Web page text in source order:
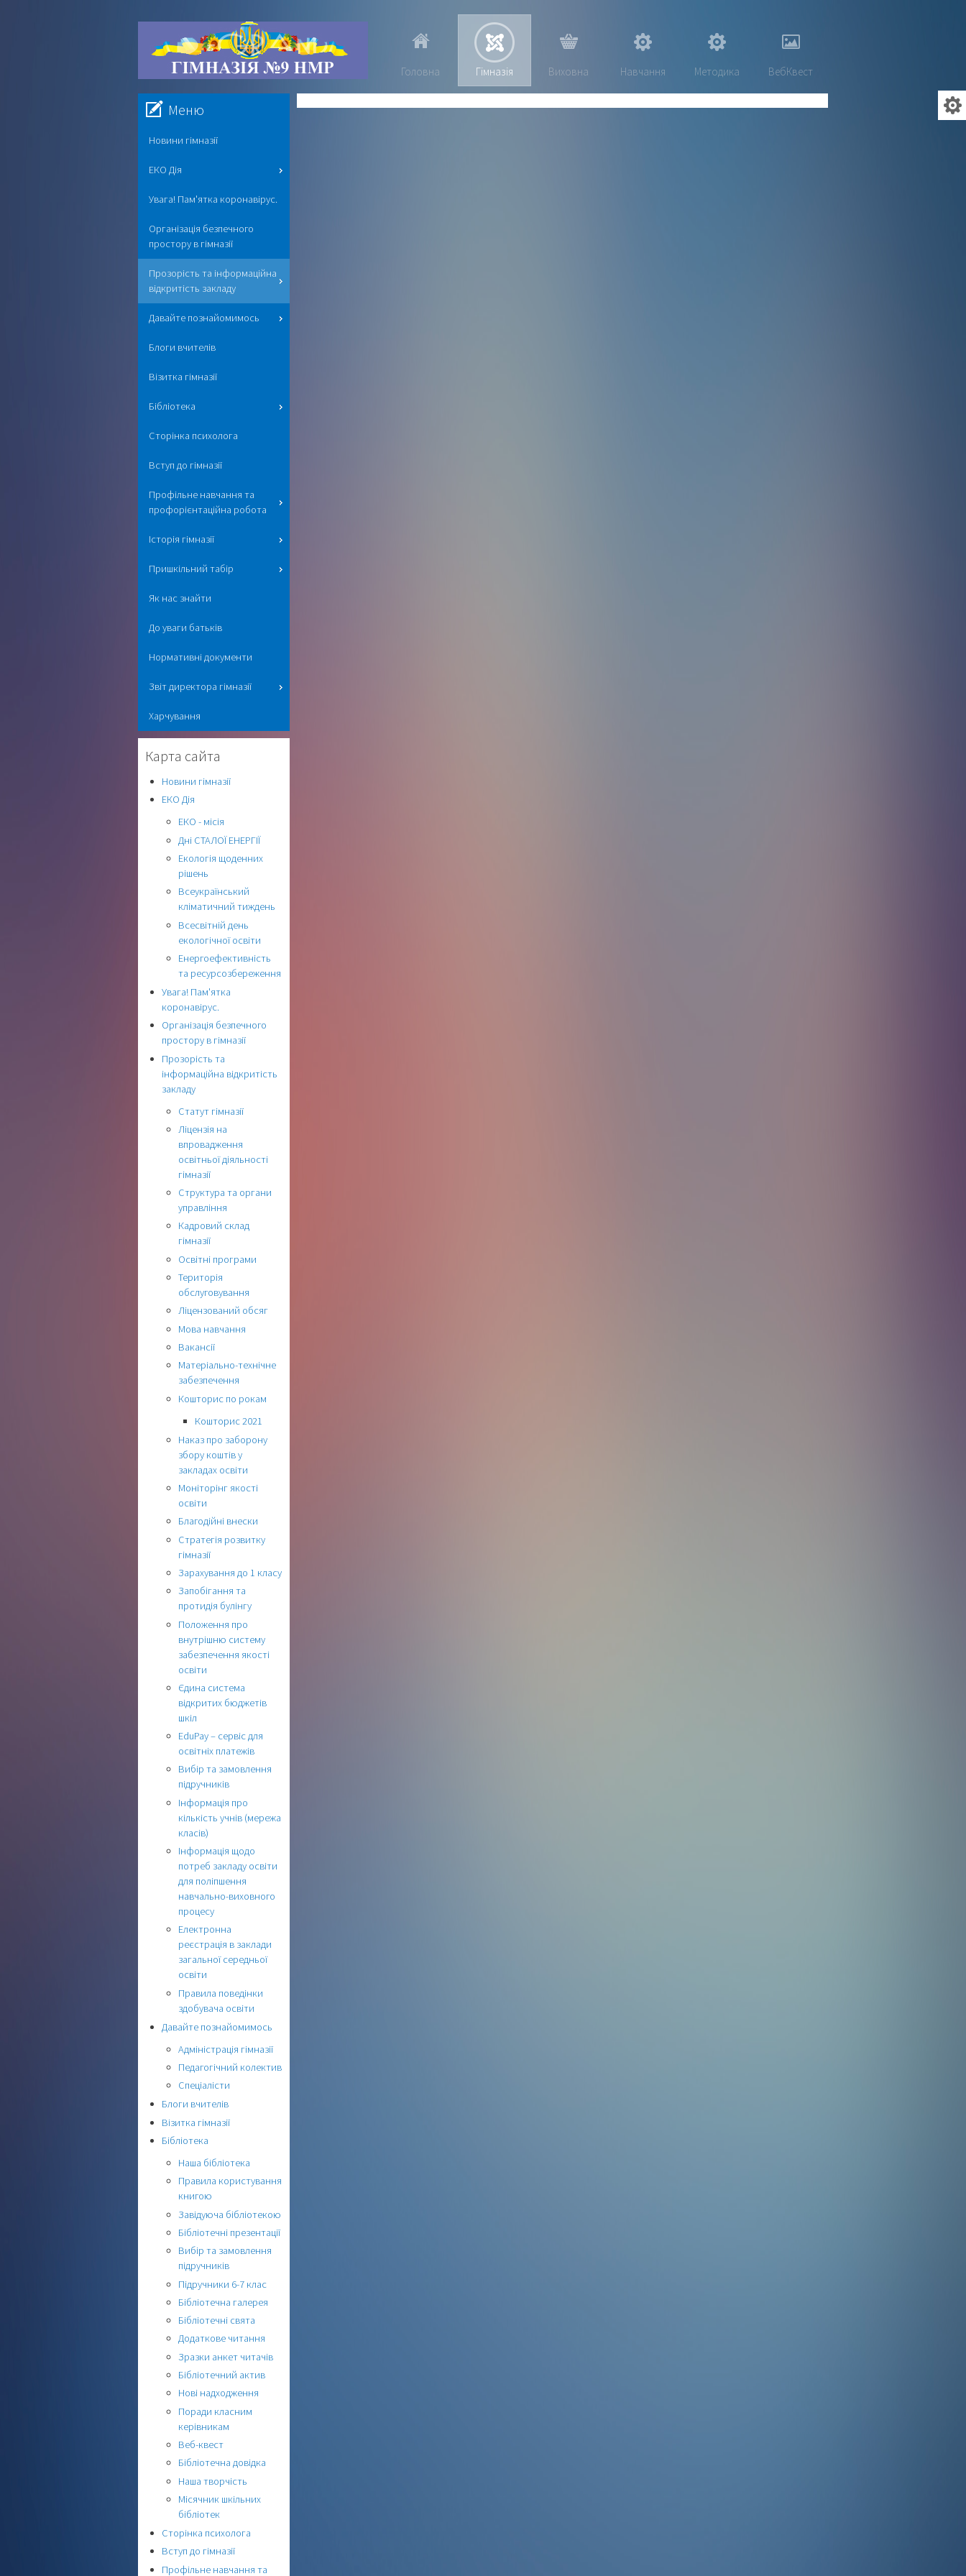
Головна Гімназія Виховна Навчання Методика ВебКвест
Меню
Новини гімназії
ЕКО Дія
Увага! Пам'ятка коронавірус.
Організація безпечного
простору в гімназії
Прозорість та інформаційна
відкритість закладу
Давайте познайомимось
Блоги вчителів
Візитка гімназії
Бібліотека
Сторінка психолога
Вступ до гімназії
Профільне навчання та
профорієнтаційна робота
Історія гімназії
Пришкільний табір
Як нас знайти
До уваги батьків
Нормативні документи
Звіт директора гімназії
Харчування
Карта сайта
Новини гімназії
ЕКО Дія
ЕКО - місія
Дні СТАЛОЇ ЕНЕРГІЇ
Екологія щоденних
рішень
Всеукраїнський
кліматичний тиждень
Всесвітній день
екологічної освіти
Енергоефективність
та ресурсозбереження
Увага! Пам'ятка
коронавірус.
Організація безпечного
простору в гімназії
Прозорість та
інформаційна відкритість
закладу
Статут гімназії
Ліцензія на
впровадження
освітньої діяльності
гімназії
Структура та органи
управління
Кадровий склад
гімназії
Освітні програми
Територія
обслуговування
Ліцензований обсяг
Мова навчання
Вакансії
Матеріально-технічне
забезпечення
Кошторис по рокам
Кошторис 2021
Наказ про заборону
збору коштів у
закладах освіти
Моніторінг якості
освіти
Благодійні внески
Стратегія розвитку
гімназії
Зарахування до 1 класу
Запобігання та
протидія булінгу
Положення про
внутрішню систему
забезпечення якості
освіти
Єдина система
відкритих бюджетів
шкіл
EduPay – сервіс для
освітніх платежів
Вибір та замовлення
підручників
Інформація про
кількість учнів (мережа
класів)
Інформація щодо
потреб закладу освіти
для поліпшення
навчально-виховного
процесу
Електронна
реєстрація в заклади
загальної середньої
освіти
Правила поведінки
здобувача освіти
Давайте познайомимось
Адміністрація гімназії
Педагогічний колектив
Спеціалісти
Блоги вчителів
Візитка гімназії
Бібліотека
Наша бібліотека
Правила користування
книгою
Завідуюча бібліотекою
Бібліотечні презентації
Вибір та замовлення
підручників
Підручники 6-7 клас
Бібліотечна галерея
Бібліотечні свята
Додаткове читання
Зразки анкет читачів
Бібліотечний актив
Нові надходження
Поради класним
керівникам
Веб-квест
Бібліотечна довідка
Наша творчість
Місячник шкільних
бібліотек
Сторінка психолога
Вступ до гімназії
Профільне навчання та